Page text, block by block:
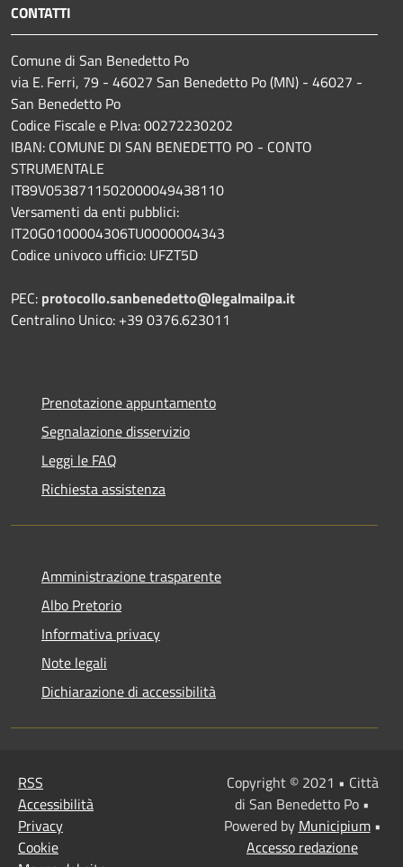
CONTATTI
Comune di San Benedetto Po
via E. Ferri, 79 - 46027 San Benedetto Po (MN) - 46027 -
San Benedetto Po
Codice Fiscale e P.Iva: 00272230202
IBAN: COMUNE DI SAN BENEDETTO PO - CONTO
STRUMENTALE
IT89V0538711502000049438110
Versamenti da enti pubblici:
IT20G0100004306TU0000004343
Codice univoco ufficio: UFZT5D
PEC: protocollo.sanbenedetto@legalmailpa.it
Centralino Unico: +39 0376.623011
Prenotazione appuntamento
Segnalazione disservizio
Leggi le FAQ
Richiesta assistenza
Amministrazione trasparente
Albo Pretorio
Informativa privacy
Note legali
Dichiarazione di accessibilità
RSS
Accessibilità
Privacy
Cookie
Copyright © 2021 • Città
di San Benedetto Po •
Powered by Municipium•
Accesso redazione